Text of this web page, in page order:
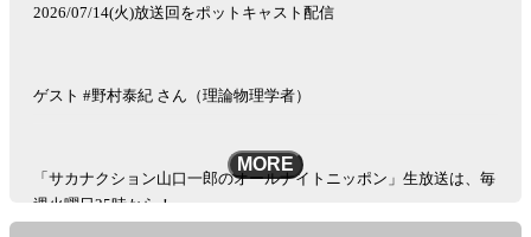
2026/07/14(火)放送回をポットキャスト配信
ゲスト #野村泰紀 さん（理論物理学者）
「サカナクション山口一郎のオールナイトニッポン」生放送は、毎
週火曜日25時から！
MORE